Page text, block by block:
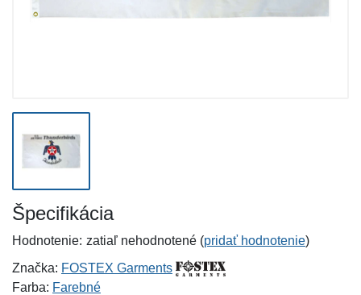
Špecifikácia
Hodnotenie: zatiaľ nehodnotené (pridať hodnotenie)
Značka: FOSTEX Garments
Farba: Farebné